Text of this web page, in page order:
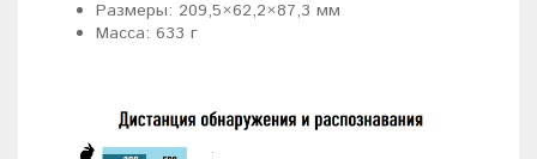
Размеры: 209,5×62,2×87,3 мм
Масса: 633 г